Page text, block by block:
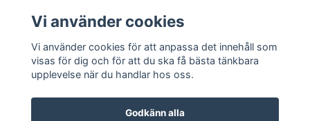
Sociala medier
Vi använder cookies
Vi använder cookies för att anpassa det innehåll som
visas för dig och för att du ska få bästa tänkbara
upplevelse när du handlar hos oss.
Godkänn alla